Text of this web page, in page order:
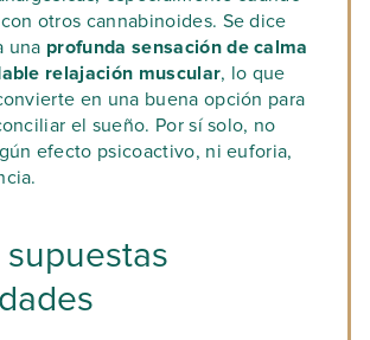
otros cannabinoides. Se dice
una profunda sensación de calma
relajación muscular, lo que
en una buena opción para
el sueño. Por sí solo, no
efecto psicoactivo, ni euforia,
supuestas